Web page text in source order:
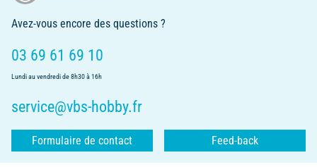
Avez-vous encore des questions ?
03 69 61 69 10
Lundi au vendredi de 8h30 à 16h
service@vbs-hobby.fr
Formulaire de contact Feed-back